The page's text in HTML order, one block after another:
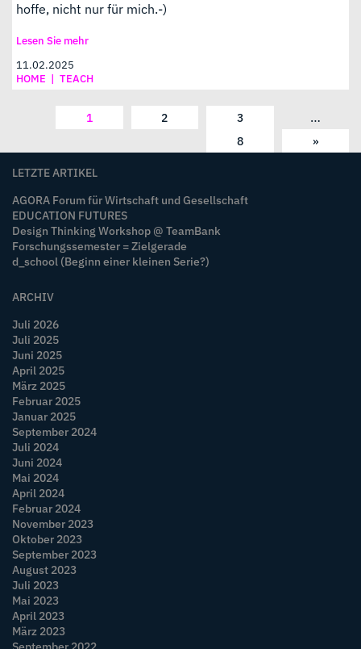
hoffe, nicht nur für mich.-)
Lesen Sie mehr
11.02.2025
HOME | TEACH
1 2 3 …
8 »
LETZTE ARTIKEL
AGORA Forum für Wirtschaft und Gesellschaft
EDUCATION FUTURES
Design Thinking Workshop @ TeamBank
Forschungssemester = Zielgerade
d_school (Beginn einer kleinen Serie?)
ARCHIV
Juli 2026
Juli 2025
Juni 2025
April 2025
März 2025
Februar 2025
Januar 2025
September 2024
Juli 2024
Juni 2024
Mai 2024
April 2024
Februar 2024
November 2023
Oktober 2023
September 2023
August 2023
Juli 2023
Mai 2023
April 2023
März 2023